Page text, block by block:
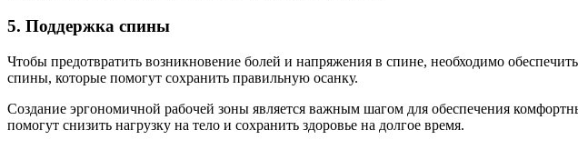
5. Поддержка спины
Чтобы предотвратить возникновение болей и напряжения в спине, необходимо
спины, которые помогут сохранить правильную осанку.
Создание эргономичной рабочей зоны является важным шагом для обеспечения
помогут снизить нагрузку на тело и сохранить здоровье на долгое время.